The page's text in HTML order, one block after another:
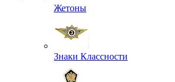
Жетоны
Знаки Классности